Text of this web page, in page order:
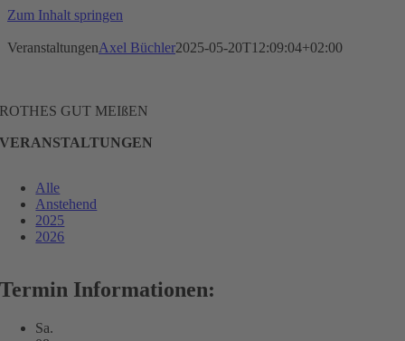
Zum Inhalt springen
VeranstaltungenAxel Büchler2025-05-20T12:09:04+02:00
ROTHES GUT MEIßEN
VERANSTALTUNGEN
Alle
Anstehend
2025
2026
Termin Informationen:
Sa.